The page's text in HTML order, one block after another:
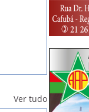
Ver tudo